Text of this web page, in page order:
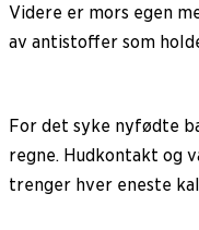
Videre er mors egen
av antistoffer som
For det syke nyfødte
regne. Hudkontakt og
trenger hver eneste